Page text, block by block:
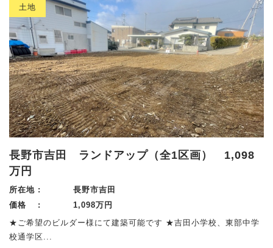
土地
長野市吉田 ランドアップ（全1区画） 1,098
万円
所在地 :
長野市吉田
価格 :
1,098万円
★ご希望のビルダー様にて建築可能です ★吉田小学校、東部中学
校通学区...